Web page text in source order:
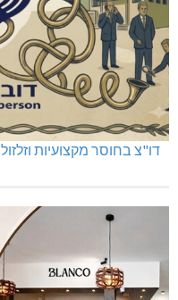
דו"צ בחוסר מקצועיות וזלזול